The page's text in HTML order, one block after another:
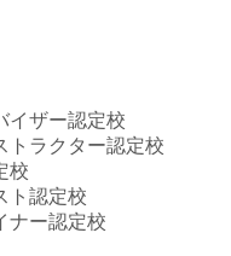
イザー認定校
トラクター認定校
校
ト認定校
ナー認定校